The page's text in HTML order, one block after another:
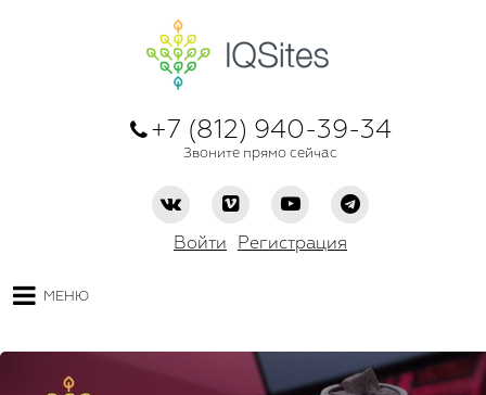
+7 (812) 940-39-34
Звоните прямо сейчас
Войти Регистрация
МЕНЮ